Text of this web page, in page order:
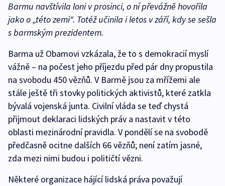
Barmu navštívila loni v prosinci, o ní převážně hovořila
jako o „této zemi“. Totéž učinila i letos v září, kdy se sešla
s barmským prezidentem.
Barma už Obamovi vzkázala, že to s demokracií myslí
vážně – na počest jeho příjezdu před pár dny propustila
na svobodu 450 vězňů. V Barmě jsou za mřížemi ale
stále ještě tři stovky politických aktivistů, které zatkla
bývalá vojenská junta. Civilní vláda se teď chystá
přijmout deklaraci lidských práv a nastavit v této
oblasti mezinárodní pravidla. V pondělí se na svobodě
předčasně ocitne dalších 66 vězňů; není zatím jasné,
zda mezi nimi budou i političtí vězni.
Některé organizace hájící lidská práva považují